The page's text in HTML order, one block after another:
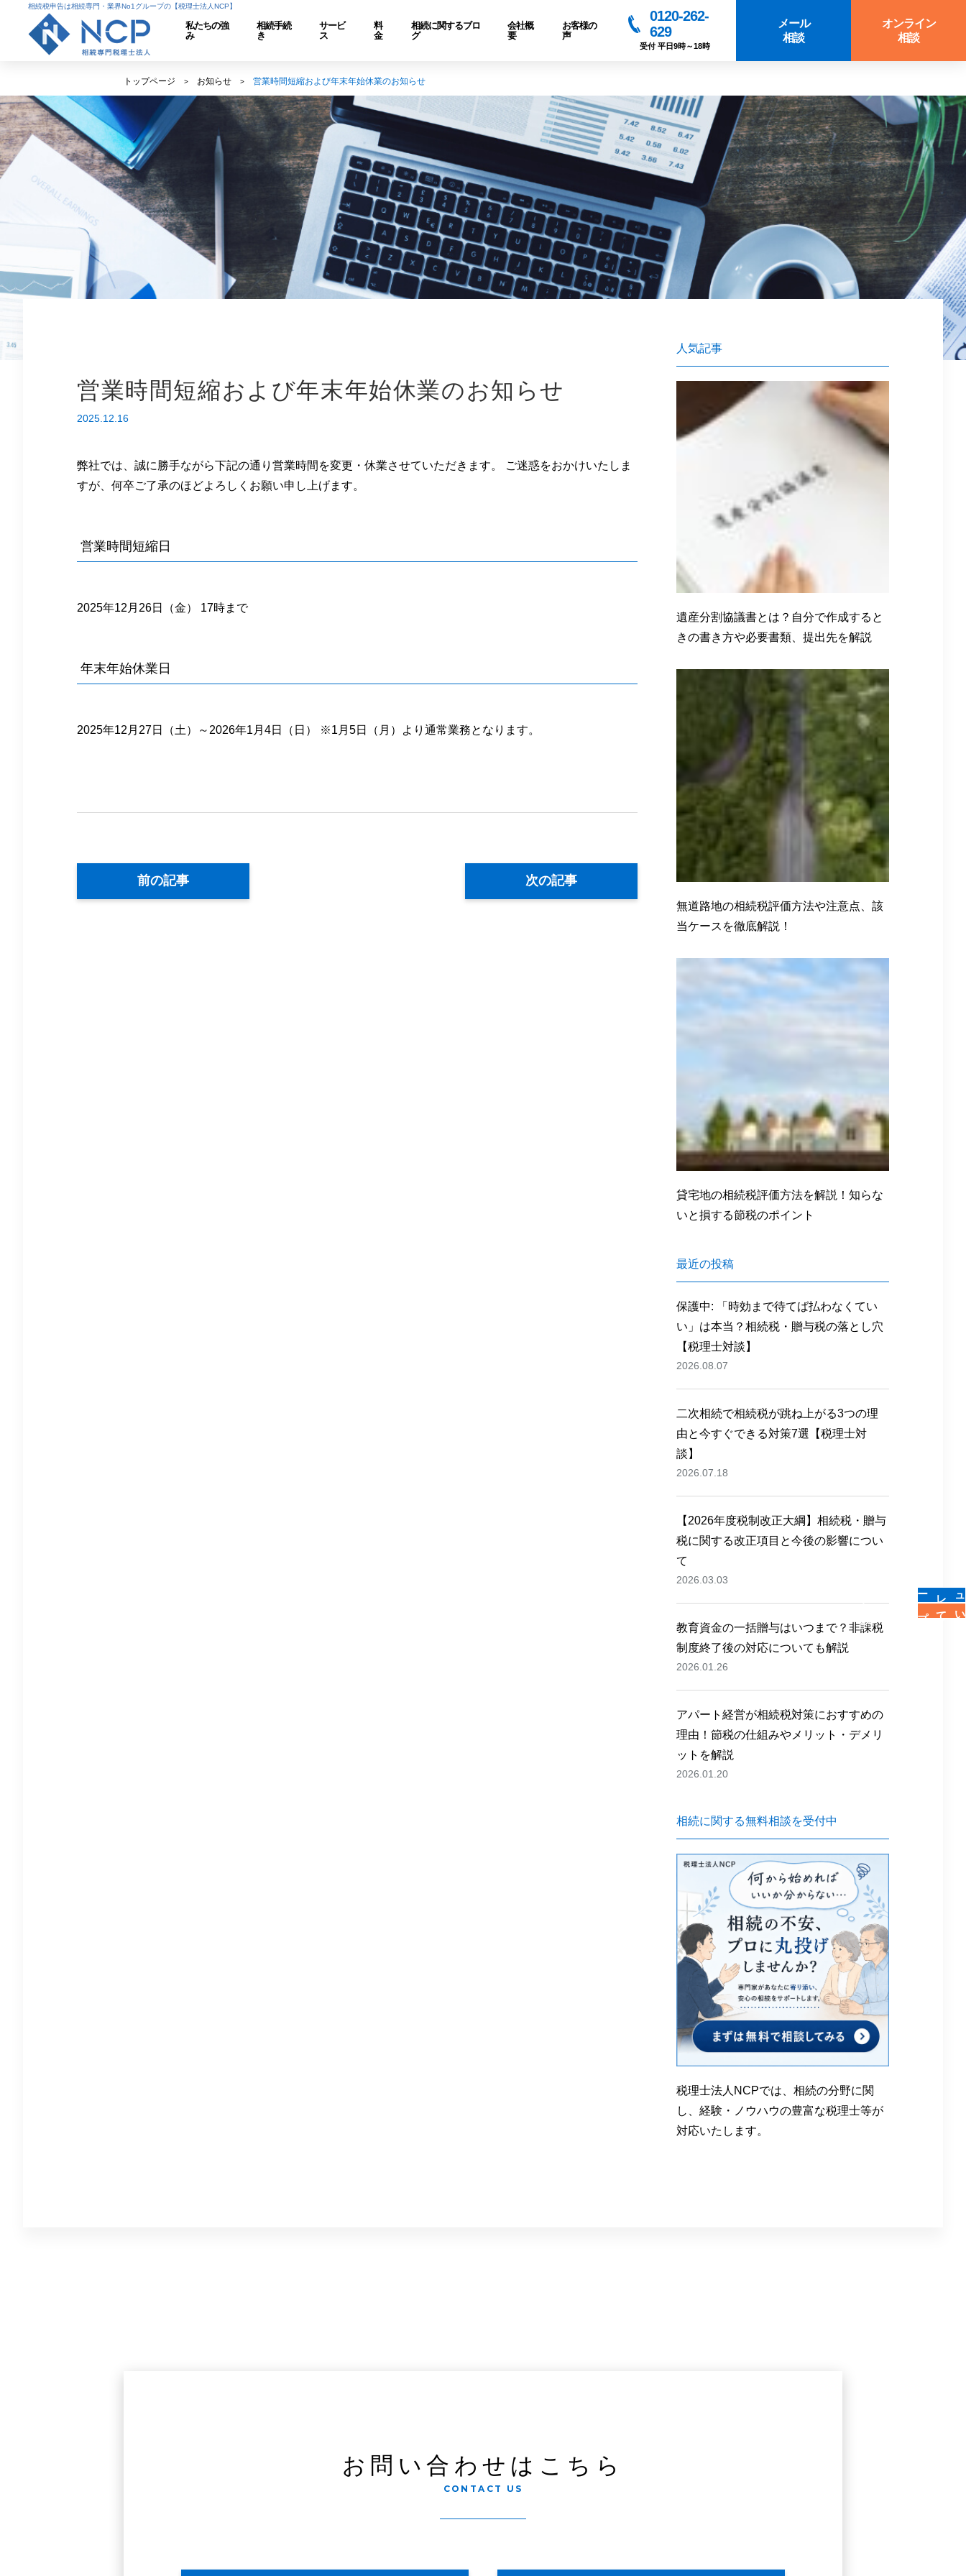
相続税申告は相続専門・業界No1グループの【税理士法人NCP】
私たちの強
み
相続手続
き
サービ
ス
料
金
相続に関するブロ
グ
会社概
要
お客様の
声
0120-262-
629
受付 平日9時～18時
メール
相談
オンライン
相談
トップページ お知らせ 営業時間短縮および年末年始休業のお知らせ
営業時間短縮および年末年始休業のお知らせ
2025.12.16
弊社では、誠に勝手ながら下記の通り営業時間を変更・休業させていただきます。 ご迷惑をおかけいたしま
すが、何卒ご了承のほどよろしくお願い申し上げます。
営業時間短縮日
2025年12月26日（金） 17時まで
年末年始休業日
2025年12月27日（土）～2026年1月4日（日） ※1月5日（月）より通常業務となります。
前の記事 次の記事
人気記事
遺産分割協議書とは？自分で作成すると
きの書き方や必要書類、提出先を解説
無道路地の相続税評価方法や注意点、該
当ケースを徹底解説！
貸宅地の相続税評価方法を解説！知らな
いと損する節税のポイント
最近の投稿
保護中: 「時効まで待てば払わなくてい
い」は本当？相続税・贈与税の落とし穴
【税理士対談】
2026.08.07
二次相続で相続税が跳ね上がる3つの理
由と今すぐできる対策7選【税理士対
談】
2026.07.18
【2026年度税制改正大綱】相続税・贈与
税に関する改正項目と今後の影響につい
て
2026.03.03
教育資金の一括贈与はいつまで？非課税
制度終了後の対応についても解説
2026.01.26
アパート経営が相続税対策におすすめの
理由！節税の仕組みやメリット・デメリ
ットを解説
2026.01.20
相続に関する無料相談を受付中
税理士法人NCPでは、相続の分野に関
し、経験・ノウハウの豊富な税理士等が
対応いたします。
お問い合わせはこちら
CONTACT US